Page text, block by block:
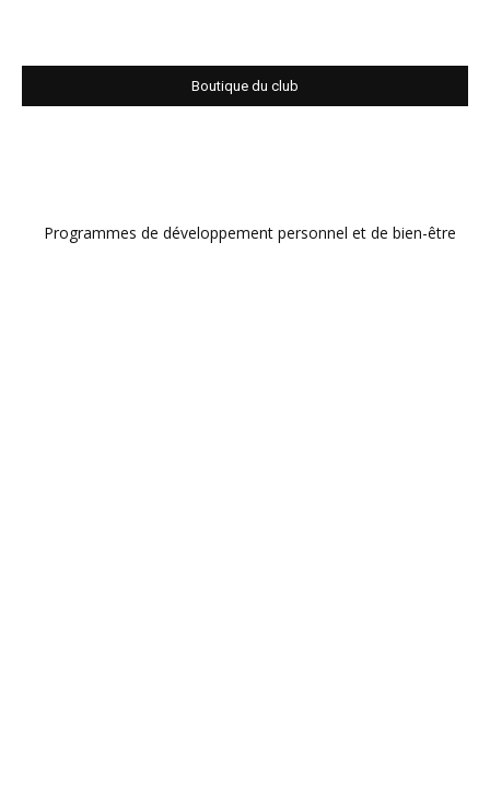
Boutique du club
Programmes de développement personnel et de bien-être